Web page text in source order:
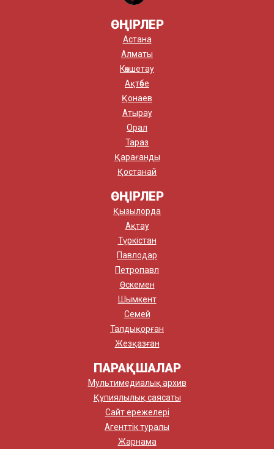
ӨҢІРЛЕР
Астана
Алматы
Көкшетау
Ақтөбе
Қонаев
Атырау
Орал
Тараз
Қарағанды
Қостанай
ӨҢІРЛЕР
Қызылорда
Ақтау
Түркістан
Павлодар
Петропавл
Өскемен
Шымкент
Семей
Талдықорған
Жезқазған
ПАРАҚШАЛАР
Мультимедиалық архив
Құпиялылық саясаты
Сайт ережелері
Агенттік туралы
Жарнама